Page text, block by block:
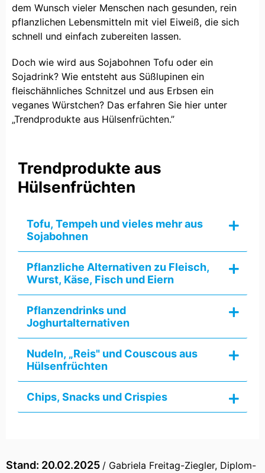
dem Wunsch vieler Menschen nach gesunden, rein
pflanzlichen Lebensmitteln mit viel Eiweiß, die sich
schnell und einfach zubereiten lassen.
Doch wie wird aus Sojabohnen Tofu oder ein
Sojadrink? Wie entsteht aus Süßlupinen ein
fleischähnliches Schnitzel und aus Erbsen ein
veganes Würstchen? Das erfahren Sie hier unter
„Trendprodukte aus Hülsenfrüchten.”
Trendprodukte aus
Hülsenfrüchten
Tofu, Tempeh und vieles mehr aus
Sojabohnen
Pflanzliche Alternativen zu Fleisch,
Wurst, Käse, Fisch und Eiern
Pflanzendrinks und
Joghurtalternativen
Nudeln, „Reis" und Couscous aus
Hülsenfrüchten
Chips, Snacks und Crispies
Stand: 20.02.2025 / Gabriela Freitag-Ziegler, Diplom-